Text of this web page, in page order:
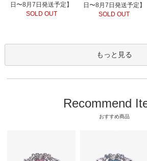
日〜8月7日発送予定】
SOLD OUT
日〜8月7日発送予定】
SOLD OUT
もっと見る
Recommend
おすすめ商品